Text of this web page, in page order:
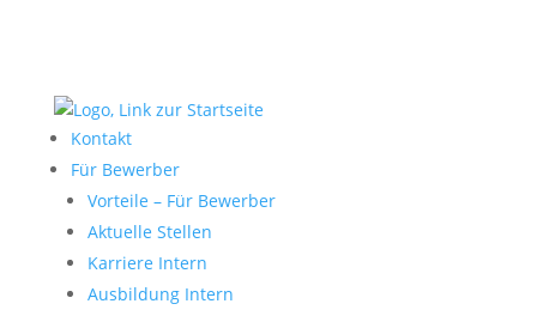
Kontakt
Für Bewerber
Vorteile – Für Bewerber
Aktuelle Stellen
Karriere Intern
Ausbildung Intern